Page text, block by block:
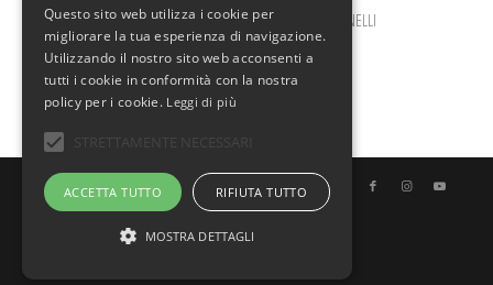
MAGGIO 22, 2026 / 0 COMMENTI / DA ILARIA BERTINELLI
© Copyright - Uno Chef per Gaia
Italiano
Questo sito web utilizza i cookie per
migliorare la tua esperienza di navigazione.
Utilizzando il nostro sito web acconsenti a
tutti i cookie in conformità con la nostra
policy per i cookie. Leggi di più
ACCETTA TUTTO RIFIUTA TUTTO
MOSTRA DETTAGLI